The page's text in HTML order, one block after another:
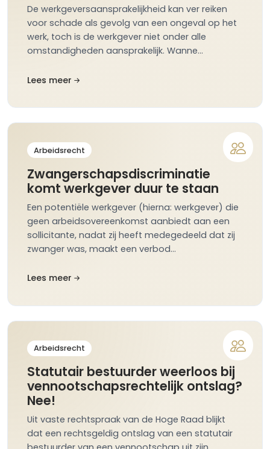
De werkgeversaansprakelijkheid kan ver reiken
voor schade als gevolg van een ongeval op het
werk, toch is de werkgever niet onder alle
omstandigheden aansprakelijk. Wanne…
Lees meer
Arbeidsrecht
Zwangerschapsdiscriminatie
komt werkgever duur te staan
Een potentiële werkgever (hierna: werkgever) die
geen arbeidsovereenkomst aanbiedt aan een
sollicitante, nadat zij heeft medegedeeld dat zij
zwanger was, maakt een verbod…
Lees meer
Arbeidsrecht
Statutair bestuurder weerloos bij
vennootschapsrechtelijk ontslag?
Nee!
Uit vaste rechtspraak van de Hoge Raad blijkt
dat een rechtsgeldig ontslag van een statutair